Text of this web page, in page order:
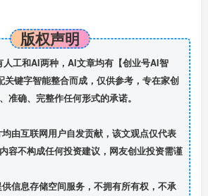
版权声明
人工和AI两种，AI文章均有【创业号AI智
关键字智能整合而成，仅供参考，专在家创
准确、完整作任何形式的承诺。
由互联网用户自发贡献，该文观点仅代表
容不构成任何投资建议，网友创业投资需谨
信息存储空间服务，不拥有所有权，不承